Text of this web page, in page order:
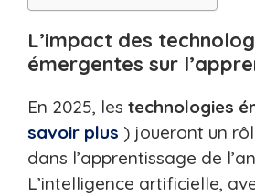
L’impact des
émergentes sur
En 2025, les technologies
savoir plus ) joueront un
dans l’apprentissage de
L’intelligence artificielle,